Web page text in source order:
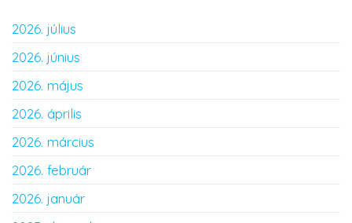
2026. július
2026. június
2026. május
2026. április
2026. március
2026. február
2026. január